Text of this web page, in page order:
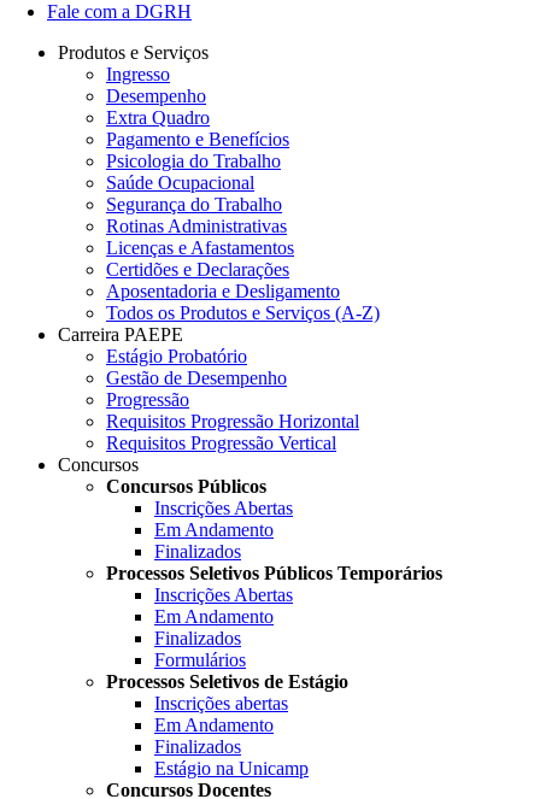
Fale com a DGRH
Produtos e Serviços
Ingresso
Desempenho
Extra Quadro
Pagamento e Benefícios
Psicologia do Trabalho
Saúde Ocupacional
Segurança do Trabalho
Rotinas Administrativas
Licenças e Afastamentos
Certidões e Declarações
Aposentadoria e Desligamento
Todos os Produtos e Serviços (A-Z)
Carreira PAEPE
Estágio Probatório
Gestão de Desempenho
Progressão
Requisitos Progressão Horizontal
Requisitos Progressão Vertical
Concursos
Concursos Públicos
Inscrições Abertas
Em Andamento
Finalizados
Processos Seletivos Públicos Temporários
Inscrições Abertas
Em Andamento
Finalizados
Formulários
Processos Seletivos de Estágio
Inscrições abertas
Em Andamento
Finalizados
Estágio na Unicamp
Concursos Docentes